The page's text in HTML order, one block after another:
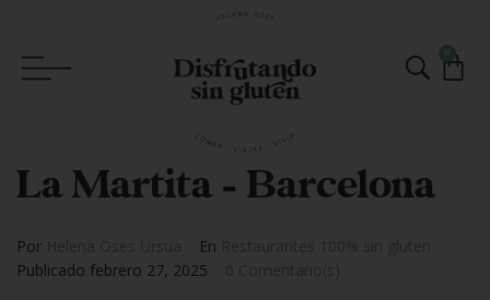
La Martita – Barcelona
Por Helena Oses Ursua En Restaurantes 100% sin gluten
Publicado febrero 27, 2025 0 Comentario(s)